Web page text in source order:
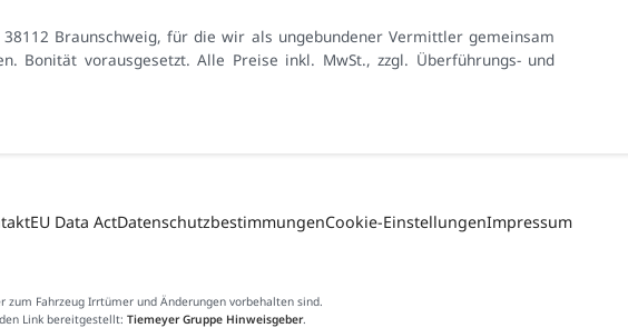
Braunschweig, für die wir als ungebundener Vermittler gemeinsam
Bonität vorausgesetzt. Alle Preise inkl. MwSt., zzgl. Überführungs- und
EU Data ActDatenschutzbestimmungenCookie-EinstellungenImpressum
Fahrzeug Irrtümer und Änderungen vorbehalten sind.
Link bereitgestellt: Tiemeyer Gruppe Hinweisgeber.